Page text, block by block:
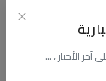
الأخبار ، ...